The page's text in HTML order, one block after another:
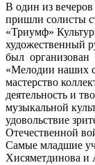
В один из
пришли солисты
«Триумф»
художественный
был организован
«Мелодии наших
мастерство
деятельность и
музыкальной
удовольствие
Отечественной
Самые младшие
Хисяметдинова и